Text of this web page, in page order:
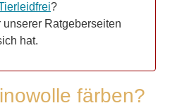
?
Ratgeberseiten
hat.
färben?